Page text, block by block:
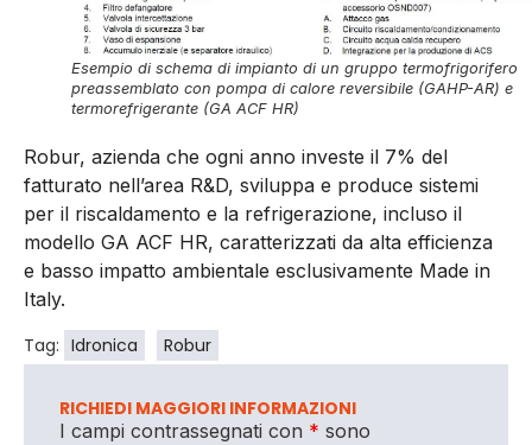
Esempio di schema di impianto di un gruppo termofrigorifero
preassemblato con pompa di calore reversibile (GAHP-AR) e
termorefrigerante (GA ACF HR)
Robur, azienda che ogni anno investe il 7% del
fatturato nell’area R&D, sviluppa e produce sistemi
per il riscaldamento e la refrigerazione, incluso il
modello GA ACF HR, caratterizzati da alta efficienza
e basso impatto ambientale esclusivamente Made in
Italy.
Tag: Idronica Robur
RICHIEDI MAGGIORI INFORMAZIONI
I campi contrassegnati con * sono